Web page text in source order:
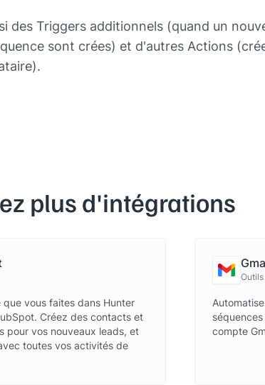
des Triggers additionnels (quand un
sont crées) et d'autres Actions
plus d'intégrations
vous faites dans Hunter
Créez des contacts et
pour vos nouveaux leads, et
toutes vos activités de
compte